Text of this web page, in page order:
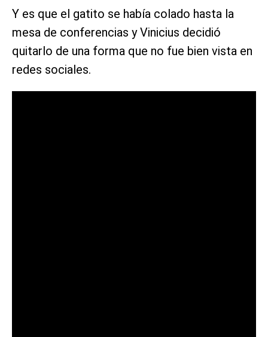
Y es que el gatito se había colado hasta la
mesa de conferencias y Vinicius decidió
quitarlo de una forma que no fue bien vista en
redes sociales.